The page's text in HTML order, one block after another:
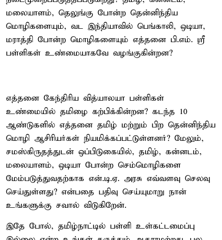
மலையாளம், தெலுங்கு போன்ற தென்னிந்திய
மொழிகளையும், வட இந்தியாவில் பெங்காலி, ஒடியா,
மராத்தி போன்ற மொழிகளையும் எத்தனை பி.எம். ஸ்ரீ
பள்ளிகள் உண்மையாகவே வழங்குகின்றன?
எத்தனை கேந்திரிய வித்யாலயா பள்ளிகள்
உண்மையில் தமிழை கற்பிக்கின்றன? கடந்த 10
ஆண்டுகளில் எத்தனை தமிழ் மற்றும் பிற தென்னிந்திய
மொழி ஆசிரியர்கள் நியமிக்கப்பட்டுள்ளனர்? மேலும்,
சமஸ்கிருதத்துடன் ஒப்பிடுகையில், தமிழ், கன்னடம்,
மலையாளம், ஒடியா போன்ற செம்மொழிகளை
மேம்படுத்துவதற்காக என்.டி.ஏ. அரசு எவ்வளவு செலவு
செய்துள்ளது? என்பதை பதிவு செய்யுமாறு நான்
உங்களுக்கு சவால் விடுகிறேன்.
இதே போல், தமிழ்நாட்டில் பள்ளி உள்கட்டமைப்பு